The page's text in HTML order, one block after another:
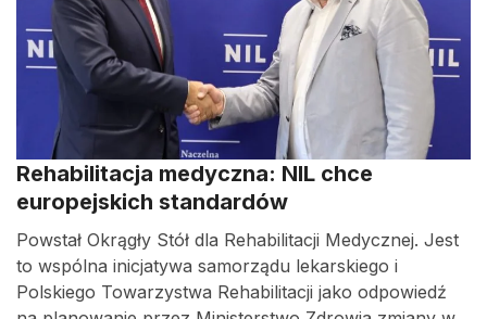
Rehabilitacja medyczna: NIL chce
europejskich standardów
Powstał Okrągły Stół dla Rehabilitacji Medycznej. Jest
to wspólna inicjatywa samorządu lekarskiego i
Polskiego Towarzystwa Rehabilitacji jako odpowiedź